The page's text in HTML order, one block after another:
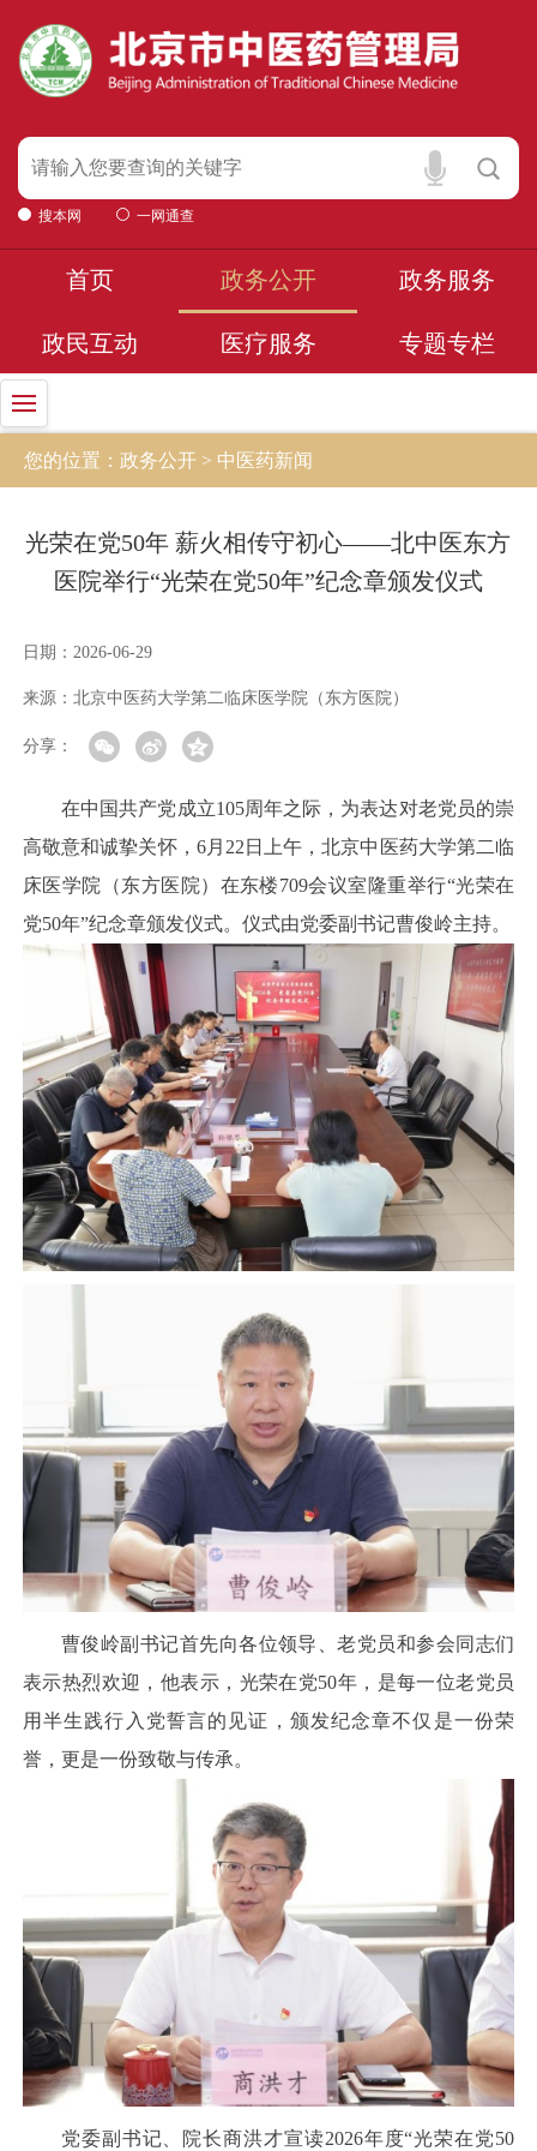
搜本网 一网通查
首页 政务公开 政务服务
政民互动 医疗服务 专题专栏
您的位置：政务公开 > 中医药新闻
光荣在党50年 薪火相传守初心——北中医东方
医院举行“光荣在党50年”纪念章颁发仪式
日期： 2026-06-29
来源： 北京中医药大学第二临床医学院（东方医院）
分享：
在中国共产党成立105周年之际，为表达对老党员的崇
高敬意和诚挚关怀，6月22日上午，北京中医药大学第二临
床医学院（东方医院）在东楼709会议室隆重举行“光荣在
党50年”纪念章颁发仪式。仪式由党委副书记曹俊岭主持。
曹俊岭副书记首先向各位领导、老党员和参会同志们
表示热烈欢迎，他表示，光荣在党50年，是每一位老党员
用半生践行入党誓言的见证，颁发纪念章不仅是一份荣
誉，更是一份致敬与传承。
党委副书记、院长商洪才宣读2026年度“光荣在党50